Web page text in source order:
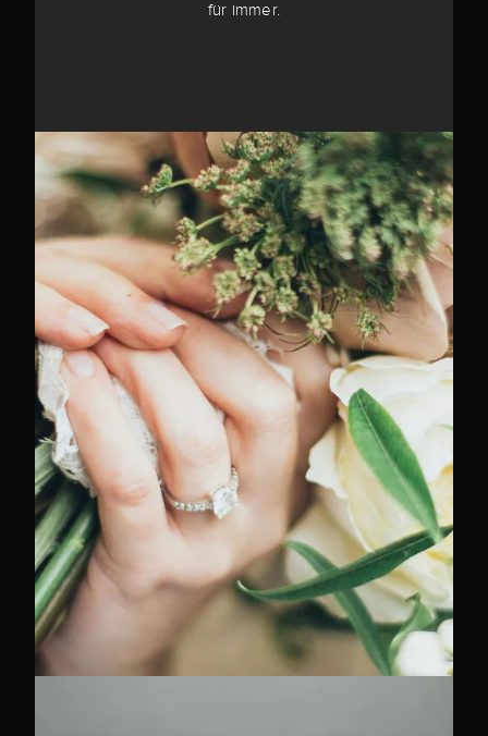
für immer.